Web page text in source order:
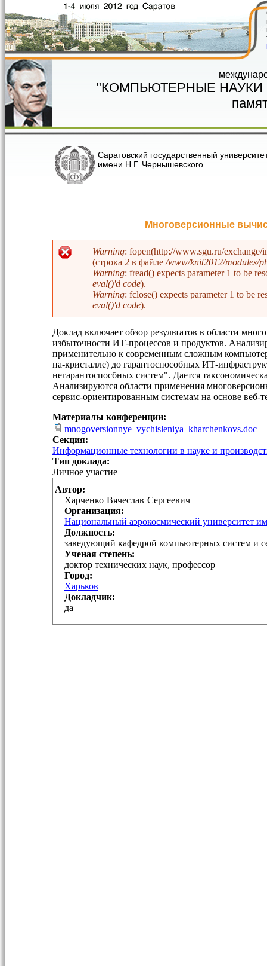
Перейти к основному содержанию
"КОМПЬЮТЕРНЫЕ
Саратовский государственный
имени Н.Г. Чернышевского
Многоверсионные
Сообщение об ошибке
Warning: fopen(http://www.sgu.ru/
(строка 2 в файле/www/knit2012/modules/
Warning: fread() expects parameter 1 to be
eval()'d code).
Warning: fclose() expects parameter 1 to be
eval()'d code).
Доклад включает обзор результатов в области
избыточности ИТ-процессов и продуктов.
применительно к современным сложным
на-кристалле) до гарантоспособных ИТ-
негарантоспосбных систем". Дается
Анализируются области применения
сервис-ориентированным системам на основе
Материалы конференции:
mnogoversionnye_vychisleniya_kharchenkovs.doc
Секция:
Информационные технологии в науке и
Тип доклада:
Личное участие
Автор:
Харченко Вячеслав Сергеевич
Организация:
Национальный аэрокосмический университет
Должность:
заведующий кафедрой компьютерных систем и
Ученая степень:
доктор технических наук, профессор
Город:
Харьков
Докладчик:
да